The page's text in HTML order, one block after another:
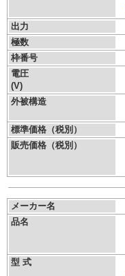
出力
極数
枠番号
電圧
(V)
外被構造
標準価格（税別）
販売価格（税別）
メーカー名
品名
型 式